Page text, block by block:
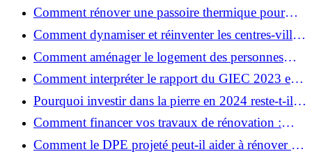
votre rénovation ?
Comment rénover une passoire thermique pour
une maison durable ?
Comment dynamiser et réinventer les centres-villes
avec Action Cœur de Ville ?
Comment aménager le logement des personnes
âgées et obtenir des aides financières ?
Comment interpréter le rapport du GIEC 2023 et
en retenir l'essentiel ?
Pourquoi investir dans la pierre en 2024 reste-t-il
un choix sûr ?
Comment financer vos travaux de rénovation :
aides, prêts et solutions pratiques ?
Comment le DPE projeté peut-il aider à rénover et